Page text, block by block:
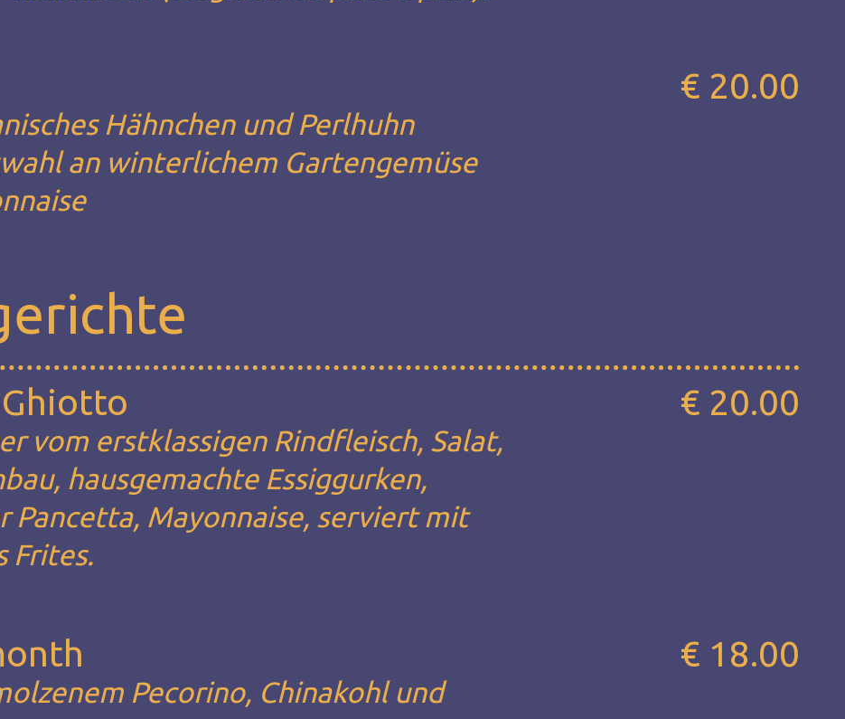
Hähnchen und Perlhuhn
an winterlichem Gartengemüse
€ 20.00
vom erstklassigen Rindfleisch, Salat,
hausgemachte Essiggurken,
Pancetta, Mayonnaise, serviert mit
Frites.
€ 20.00
Pecorino, Chinakohl und
€ 18.00